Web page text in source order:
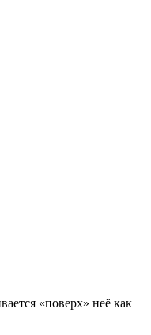
«поверх» неё как